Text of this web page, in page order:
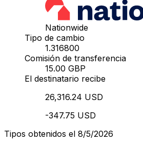
Nationwide
Tipo de cambio
1.316800
Comisión de transferencia
15.00 GBP
El destinatario recibe
26,316.24 USD
-347.75 USD
Tipos obtenidos el 8/5/2026